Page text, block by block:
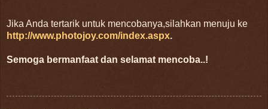
Jika Anda tertarik untuk mencobanya,silahkan menuju ke
http://www.photojoy.com/index.aspx.
Semoga bermanfaat dan selamat mencoba..!